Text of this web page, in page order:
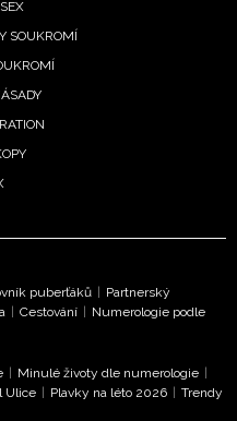
SOUKROMÍ
puberťáků | Partnerský
| Cestování | Numerologie podle
| Minulé životy dle numerologie |
Ulice | Plavky na léto 2026 | Trendy